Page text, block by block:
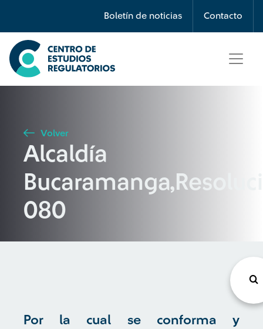
Boletín de noticias Contacto
Búsqueda
Seleccione país
Buscar
Volver
Alcaldía
080
Por la cual se conforma y